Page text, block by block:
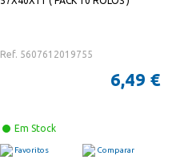
Ref. 5607612019755
6,49 €
Em Stock
Favoritos Comparar